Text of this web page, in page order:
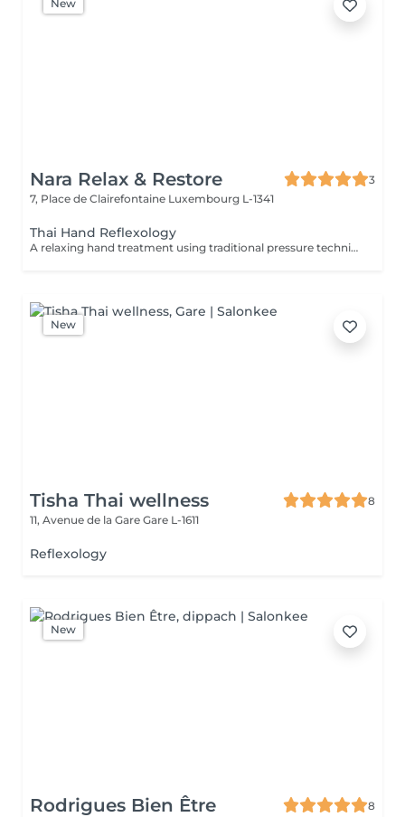
New
Nara Relax & Restore
3
7, Place de Clairefontaine Luxembourg L-1341
Thai Hand Reflexology
A relaxing hand treatment using traditional pressure techniques applied to specific points of the hands. Ideal for tired, overworked hands and anyone who spends long hours typing, writing, or using handheld devices.
New
Tisha Thai wellness
8
11, Avenue de la Gare Gare L-1611
Reflexology
New
Rodrigues Bien Être
8